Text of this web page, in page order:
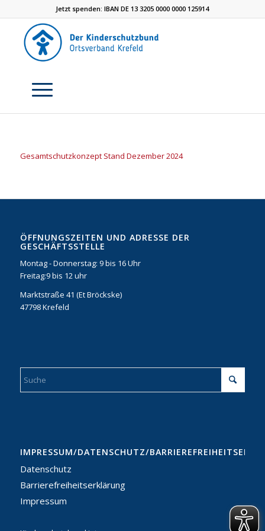
Jetzt spenden: IBAN DE 13 3205 0000 0000 125914
Gesamtschutzkonzept Stand Dezember 2024
ÖFFNUNGSZEITEN UND ADRESSE DER
GESCHÄFTSSTELLE
Montag - Donnerstag: 9 bis 16 Uhr
Freitag:9 bis 12 uhr
Marktstraße 41 (Et Bröckske)
47798 Krefeld
IMPRESSUM/DATENSCHUTZ/
Datenschutz
Barrierefreiheitserklärung
Impressum